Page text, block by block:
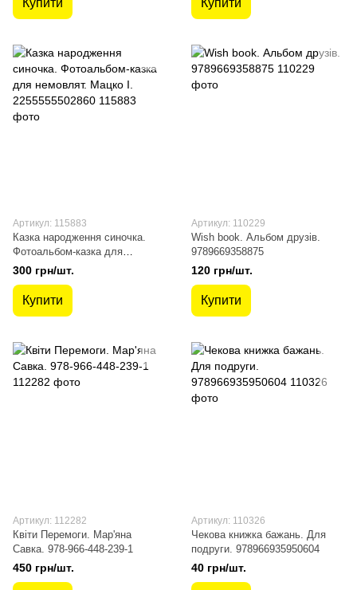
Купити Купити
Артикул: 115883
Казка народження синочка.
Фотоальбом-казка для
немовлят. Мацко І.
2255555502860
300 грн/шт.
Купити
Артикул: 110229
Wish book. Альбом друзів.
9789669358875
120 грн/шт.
Купити
Артикул: 112282
Квіти Перемоги. Мар'яна
Савка. 978-966-448-239-1
450 грн/шт.
Артикул: 110326
Чекова книжка бажань. Для
подруги. 978966935950604
40 грн/шт.